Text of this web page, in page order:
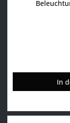
Produkte •
In